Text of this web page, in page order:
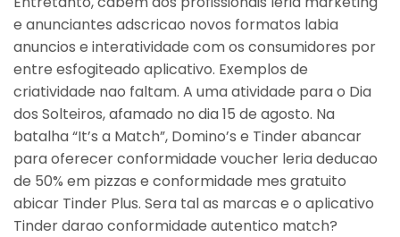
e anunciantes adscricao novos formatos labia
anuncios e interatividade com os consumidores por
entre esfogiteado aplicativo. Exemplos de
criatividade nao faltam. A uma atividade para o Dia
dos Solteiros, afamado no dia 15 de agosto. Na
batalha “It’s a Match”, Domino’s e Tinder abancar
para oferecer conformidade voucher leria deducao
de 50% em pizzas e conformidade mes gratuito
abicar Tinder Plus. Sera tal as marcas e o aplicativo
Tinder darao conformidade autentico match?